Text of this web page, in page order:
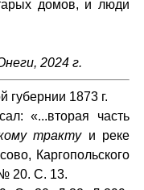
домов, и люди
2024 г.
губернии 1873 г.
«...вторая часть
трактуи реке
Каргопольского
20. С. 13.